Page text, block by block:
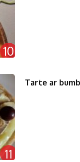
10
11
Tarte ar